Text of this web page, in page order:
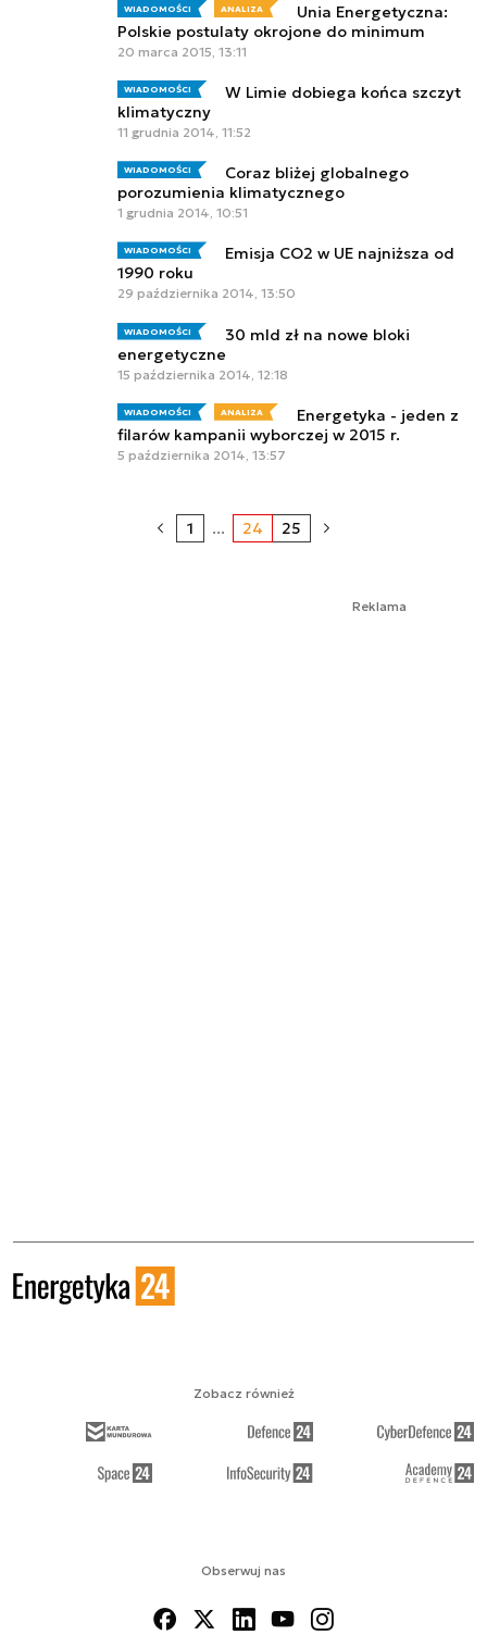
WIADOMOŚCI ANALIZA
Unia Energetyczna:
Polskie postulaty okrojone do minimum
20 marca 2015, 13:11
WIADOMOŚCI
W Limie dobiega końca szczyt
klimatyczny
11 grudnia 2014, 11:52
WIADOMOŚCI
Coraz bliżej globalnego
porozumienia klimatycznego
1 grudnia 2014, 10:51
WIADOMOŚCI
Emisja CO2 w UE najniższa od
1990 roku
29 października 2014, 13:50
WIADOMOŚCI
30 mld zł na nowe bloki
energetyczne
15 października 2014, 12:18
WIADOMOŚCI ANALIZA
Energetyka - jeden z
filarów kampanii wyborczej w 2015 r.
5 października 2014, 13:57
1 ... 24 25
Reklama
Obserwuj nas
Zobacz również